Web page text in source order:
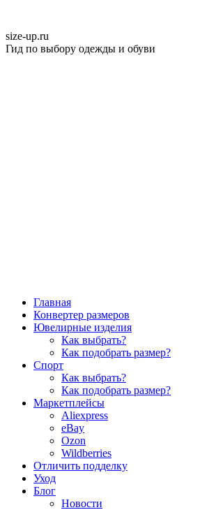
size-up.ru
Гид по выбору одежды и обуви
Главная
Конвертер размеров
Ювелирные изделия
Как выбрать?
Как подобрать размер?
Спорт
Как выбрать?
Как подобрать размер?
Маркетплейсы
Aliexpress
eBay
Ozon
Wildberries
Отличить подделку
Уход
Блог
Новости